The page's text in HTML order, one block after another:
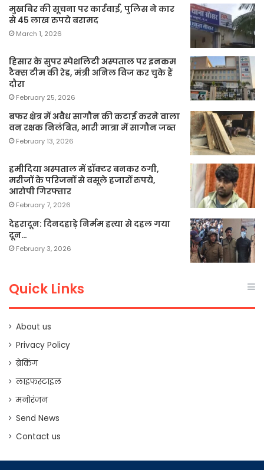
मुखबिर की सूचना पर कार्रवाई, पुलिस ने कार
से 45 लाख रुपये बरामद
March 1, 2026
हिसार के सुपर स्पेशलिटी अस्पताल पर इनकम
टैक्स टीम की रेड, मंत्री अनिल विज कर चुके हैं
दौरा
February 25, 2026
बफर क्षेत्र में अवैध सागौन की कटाई करने वाला
वन रक्षक निलंबित, भारी मात्रा में सागौन जब्त
February 13, 2026
हमीदिया अस्पताल में डॉक्टर बनकर ठगी,
मरीजों के परिजनों से वसूले हजारों रुपये,
आरोपी गिरफ्तार
February 7, 2026
देहरादून: दिनदहाड़े निर्मम हत्या से दहल गया
दून…
February 3, 2026
Quick Links
About us
Privacy Policy
ब्रेकिंग
लाइफस्टाइल
मनोरंजन
Send News
Contact us